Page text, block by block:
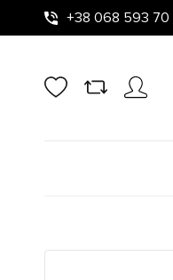
+38 068 593 70